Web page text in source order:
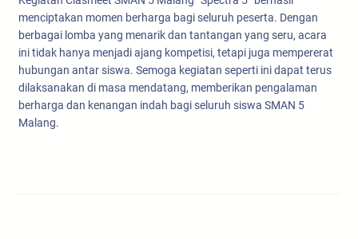
menciptakan momen berharga bagi seluruh peserta. Dengan
berbagai lomba yang menarik dan tantangan yang seru, acara
ini tidak hanya menjadi ajang kompetisi, tetapi juga mempererat
hubungan antar siswa. Semoga kegiatan seperti ini dapat terus
dilaksanakan di masa mendatang, memberikan pengalaman
berharga dan kenangan indah bagi seluruh siswa SMAN 5
Malang.